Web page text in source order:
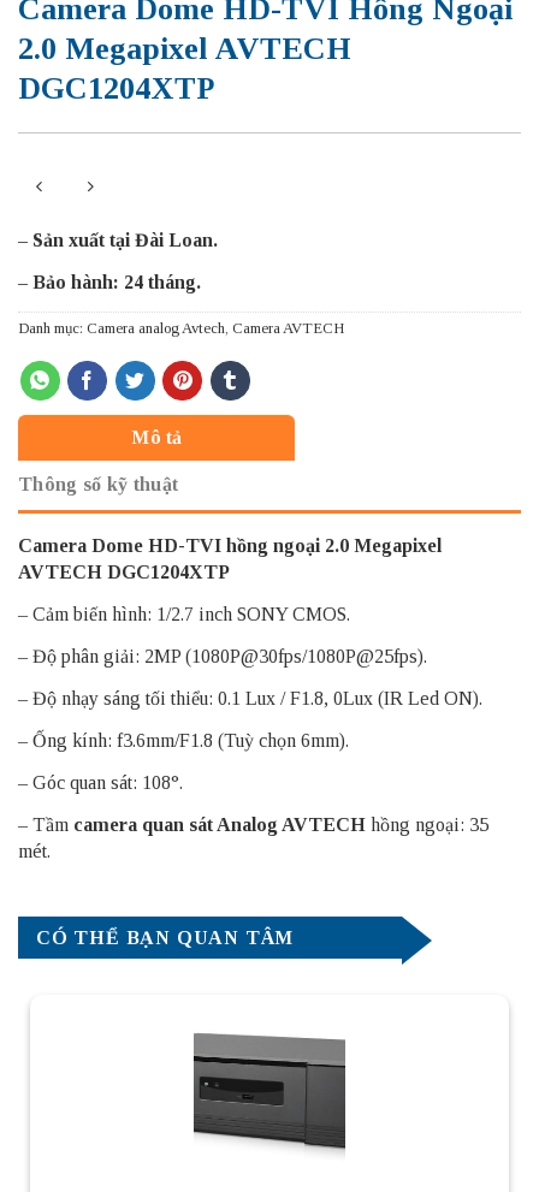
Camera Dome HD-TVI Hồng Ngoại
2.0 Megapixel AVTECH
DGC1204XTP
– Sản xuất tại Đài Loan.
– Bảo hành: 24 tháng.
Danh mục: Camera analog Avtech, Camera AVTECH
Mô tả
Thông số kỹ thuật
Camera Dome HD-TVI hồng ngoại 2.0 Megapixel
AVTECH DGC1204XTP
– Cảm biến hình: 1/2.7 inch SONY CMOS.
– Độ phân giải: 2MP (1080P@30fps/1080P@25fps).
– Độ nhạy sáng tối thiểu: 0.1 Lux / F1.8, 0Lux (IR Led ON).
– Ống kính: f3.6mm/F1.8 (Tuỳ chọn 6mm).
– Góc quan sát: 108°.
– Tầm camera quan sát Analog AVTECH hồng ngoại: 35
mét.
CÓ THỂ BẠN QUAN TÂM